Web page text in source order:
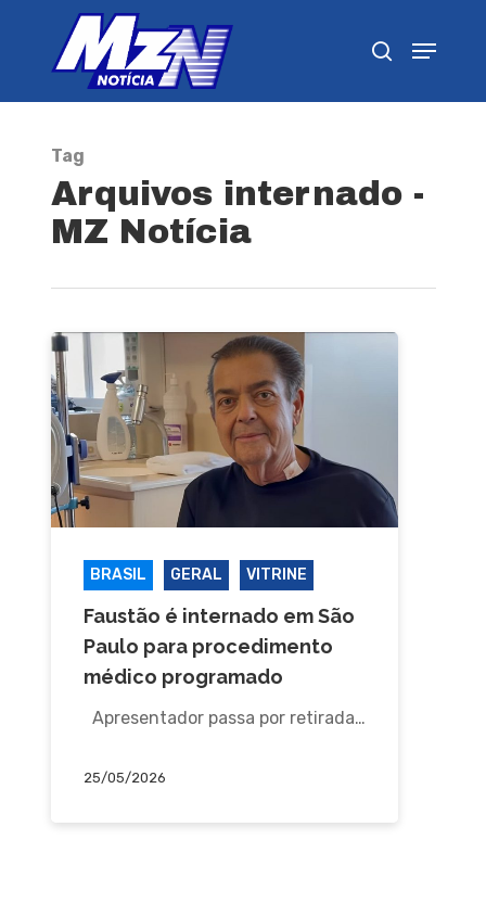
Tag
Arquivos internado -
MZ Notícia
BRASIL GERAL VITRINE
Faustão é internado em São
Paulo para procedimento
médico programado
Apresentador passa por retirada…
25/05/2026